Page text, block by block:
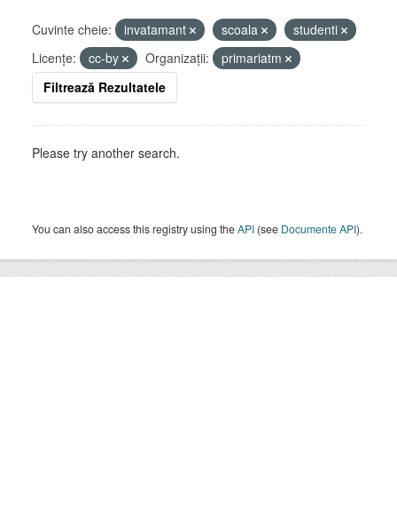
Cuvinte cheie: invatamant scoala
studenti
Licenţe:
cc-by Organizații:
primariatm
Filtrează Rezultatele
Please try another search.
You can also access this registry using theAPI (see Documente API).